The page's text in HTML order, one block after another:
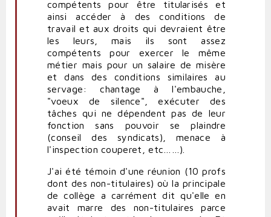
compétents pour être titularisés et
ainsi accéder à des conditions de
travail et aux droits qui devraient être
les leurs, mais ils sont assez
compétents pour exercer le même
métier mais pour un salaire de misère
et dans des conditions similaires au
servage: chantage à l'embauche,
"voeux de silence", exécuter des
tâches qui ne dépendent pas de leur
fonction sans pouvoir se plaindre
(conseil des syndicats), menace à
l'inspection couperet, etc……).
J'ai été témoin d'une réunion (10 profs
dont des non-titulaires) où la principale
de collège a carrément dit qu'elle en
avait marre des non-titulaires parce